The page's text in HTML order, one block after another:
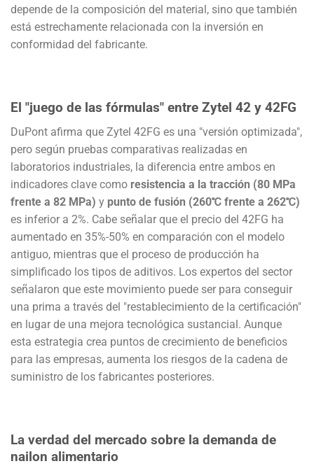
depende de la composición del material, sino que también
está estrechamente relacionada con la inversión en
conformidad del fabricante.
El "juego de las fórmulas" entre Zytel 42 y 42FG
DuPont afirma que Zytel 42FG es una "versión optimizada",
pero según pruebas comparativas realizadas en
laboratorios industriales, la diferencia entre ambos en
indicadores clave como resistencia a la tracción (80 MPa
frente a 82 MPa) y punto de fusión (260℃ frente a 262℃)
es inferior a 2%. Cabe señalar que el precio del 42FG ha
aumentado en 35%-50% en comparación con el modelo
antiguo, mientras que el proceso de producción ha
simplificado los tipos de aditivos. Los expertos del sector
señalaron que este movimiento puede ser para conseguir
una prima a través del "restablecimiento de la certificación"
en lugar de una mejora tecnológica sustancial. Aunque
esta estrategia crea puntos de crecimiento de beneficios
para las empresas, aumenta los riesgos de la cadena de
suministro de los fabricantes posteriores.
La verdad del mercado sobre la demanda de
nailon alimentario